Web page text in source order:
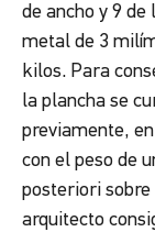
de ancho y 9
metal de 3
kilos. Para
la plancha se
previamente,
con el peso de
posteriori sobre
arquitecto